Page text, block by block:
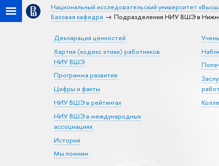
Национальный исследовательский университет
Базовая кафедра
Подразделения НИУ ВШЭ в
Декларация ценностей
Хартия (кодекс этики) работников
НИУ ВШЭ
Программа развития
Цифры и факты
НИУ ВШЭ в рейтингах
НИУ ВШЭ в международных
ассоциациях
История
Мы помним